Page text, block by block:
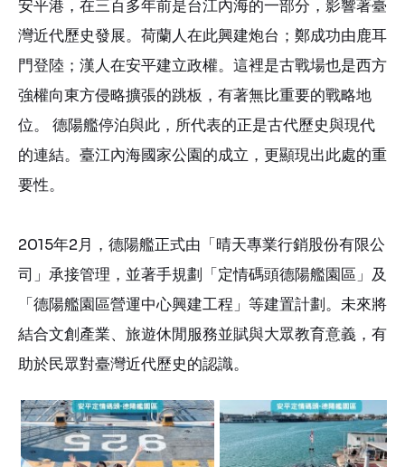
安平港，在三百多年前是台江內海的一部分，影響著臺
灣近代歷史發展。荷蘭人在此興建炮台；鄭成功由鹿耳
門登陸；漢人在安平建立政權。這裡是古戰場也是西方
強權向東方侵略擴張的跳板，有著無比重要的戰略地
位。 德陽艦停泊與此，所代表的正是古代歷史與現代
的連結。臺江內海國家公園的成立，更顯現出此處的重
要性。
2015年2月，德陽艦正式由「晴天專業行銷股份有限公
司」承接管理，並著手規劃「定情碼頭德陽艦園區」及
「德陽艦園區營運中心興建工程」等建置計劃。未來將
結合文創產業、旅遊休閒服務並賦與大眾教育意義，有
助於民眾對臺灣近代歷史的認識。